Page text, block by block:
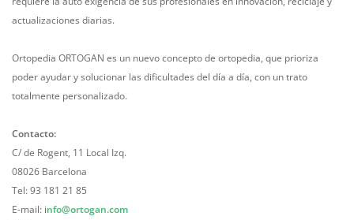
actualizaciones diarias.
Ortopedia ORTOGAN es un nuevo concepto de ortopedia, que prioriza
poder ayudar y solucionar las dificultades del día a día, con un trato
totalmente personalizado.
Contacto:
C/ de Rogent, 11 Local Izq.
08026 Barcelona
Tel: 93 181 21 85
E-mail: info@ortogan.com